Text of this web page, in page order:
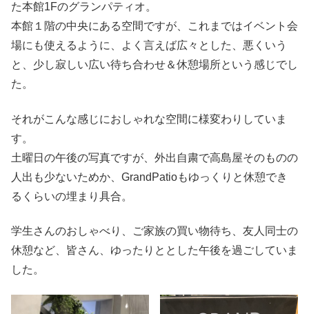
た本館1Fのグランパティオ。
本館１階の中央にある空間ですが、これまではイベント会
場にも使えるように、よく言えば広々とした、悪くいう
と、少し寂しい広い待ち合わせ＆休憩場所という感じでし
た。
それがこんな感じにおしゃれな空間に様変わりしていま
す。
土曜日の午後の写真ですが、外出自粛で高島屋そのものの
人出も少ないためか、GrandPatioもゆっくりと休憩でき
るくらいの埋まり具合。
学生さんのおしゃべり、ご家族の買い物待ち、友人同士の
休憩など、皆さん、ゆったりととした午後を過ごしていま
した。